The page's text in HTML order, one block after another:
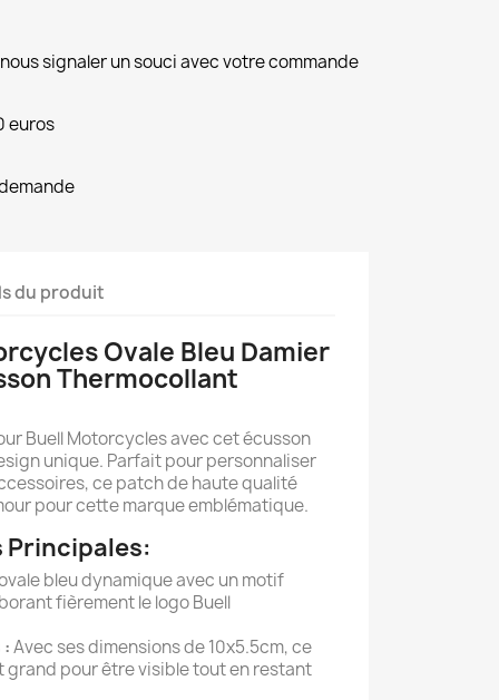
signaler un souci avec votre commande
euros
du produit
Ovale Bleu Damier
Thermocollant
Buell Motorcycles avec cet écusson
unique. Parfait pour personnaliser
ce patch de haute qualité
pour cette marque emblématique.
bleu dynamique avec un motif
fièrement le logo Buell
:Avec ses dimensions de 10x5.5cm, ce
grand pour être visible tout en restant